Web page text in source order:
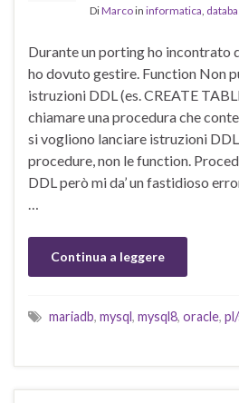
DiMarcoin informatica,
Durante un porting ho incontrato
ho dovuto gestire. Function Non
istruzioni DDL (es. CREATE
chiamare una procedura che
si vogliono lanciare istruzioni
procedure, non le function.
DDL però mi da’ un fastidioso
…
Continua a leggere
mariadb, mysql, mysql8, oracle,